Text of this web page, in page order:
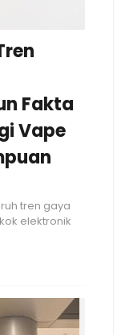
Fakta
Vape
tren gaya
elektronik